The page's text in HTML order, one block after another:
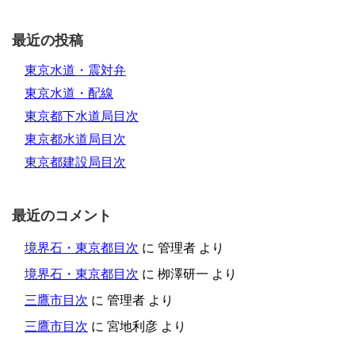
最近の投稿
東京水道・震対弁
東京水道・配線
東京都下水道局目次
東京都水道局目次
東京都建設局目次
最近のコメント
境界石・東京都目次 に 管理者 より
境界石・東京都目次 に 栁澤研一 より
三鷹市目次 に 管理者 より
三鷹市目次 に 宮地利彦 より